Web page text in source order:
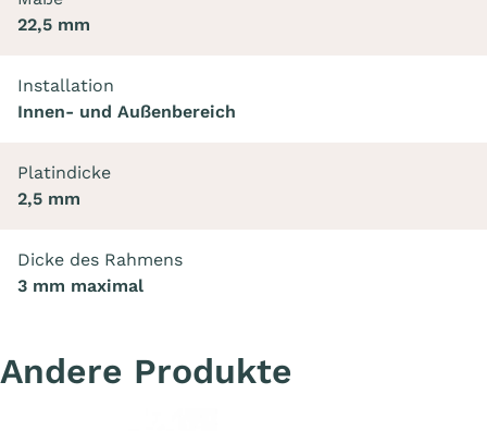
22,5 mm
Installation
Innen- und Außenbereich
Platindicke
2,5 mm
Dicke des Rahmens
3 mm maximal
Andere Produkte